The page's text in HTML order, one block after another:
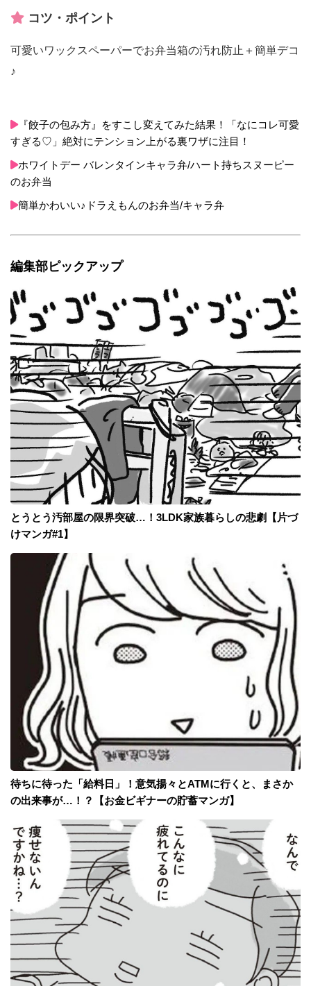
コツ・ポイント
可愛いワックスペーパーでお弁当箱の汚れ防止＋簡単デコ
♪
『餃子の包み方』をすこし変えてみた結果！「なにコレ可愛
すぎる♡」絶対にテンション上がる裏ワザに注目！
ホワイトデー バレンタインキャラ弁/ハート持ちスヌーピー
のお弁当
簡単かわいい♪ドラえもんのお弁当/キャラ弁
編集部ピックアップ
とうとう汚部屋の限界突破…！3LDK家族暮らしの悲劇【片づ
けマンガ#1】
待ちに待った「給料日」！意気揚々とATMに行くと、まさか
の出来事が…！？【お金ビギナーの貯蓄マンガ】